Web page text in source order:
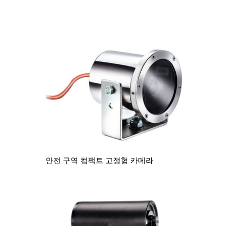
안전 구역 컴팩트 고정형 카메라